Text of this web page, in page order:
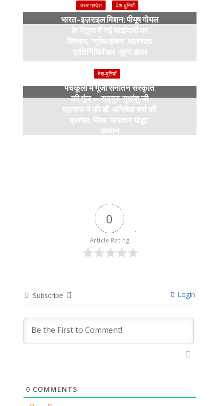
उत्तर प्रदेश देश-दुनियाँ
भारत–इज़राइल मिशन: पीयूष गोयल
के नेतृत्व में नई साझेदारी का
विस्तार, ‘ग्रोथ इंजन’ तलाशता
प्रतिनिधिमंडल -पूरन डावर
9 months ago
देश-दुनियाँ
पंचकूला में गूंजी सनातन संस्कृति
की गूंज — सद्गुरु सुधांशु जी
महाराज ने की डॉ. अभिषेक वर्मा की
प्रशंसा, मिला ‘सनातन योद्धा’
सम्मान
0
Article Rating
Subscribe Login
0 COMMENTS